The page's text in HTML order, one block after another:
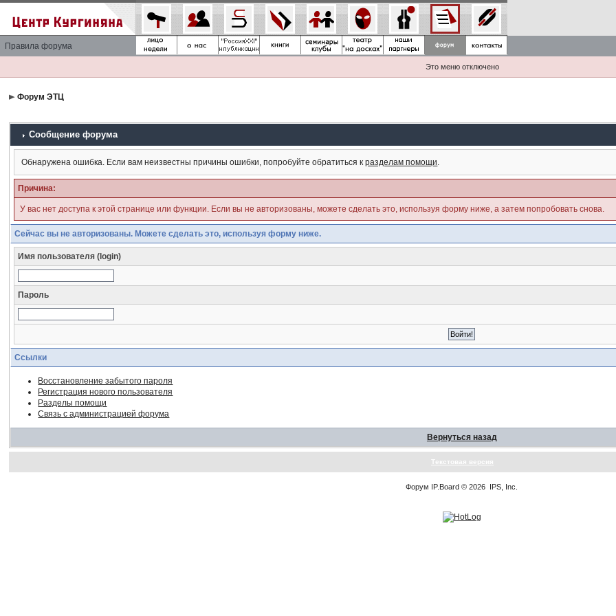
Правила форума
Это меню отключено
Форум ЭТЦ
Сообщение форума
Обнаружена ошибка. Если вам неизвестны причины ошибки, попробуйте обратиться кразделам помощи.
Причина:
У вас нет доступа к этой странице или функции. Если вы не авторизованы, можете сделать это, используя форму ниже, а затем попробовать снова.
Сейчас вы не авторизованы. Можете сделать это, используя форму ниже.
Имя пользователя (login)
Пароль
Ссылки
Восстановление забытого пароля
Регистрация нового пользователя
Разделы помощи
Связь с администрацией форума
Вернуться назад
Текстовая версия
Форум IP.Board © 2026 IPS, Inc